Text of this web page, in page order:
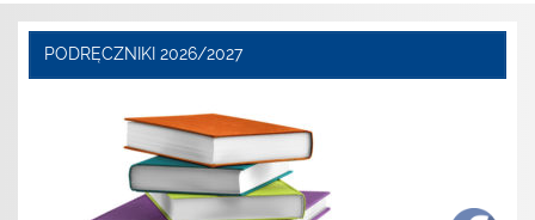
PODRĘCZNIKI 2026/2027